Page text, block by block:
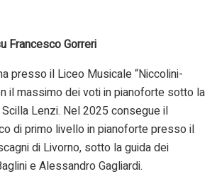
Francesco Gorreri
presso il Liceo Musicale “Niccolini-
il massimo dei voti in pianoforte sotto la
Lenzi. Nel 2025 consegue il
di primo livello in pianoforte presso il
di Livorno, sotto la guida dei
e Alessandro Gagliardi.